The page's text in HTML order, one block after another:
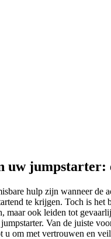
uw jumpstarter:
hulp zijn wanneer de
te krijgen. Toch is
maar ook leiden tot
Van de juiste
u om met vertrouwen en